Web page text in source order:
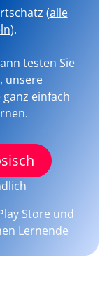
(alle
).
testen Sie
unsere
einfach
Store und
Lernende